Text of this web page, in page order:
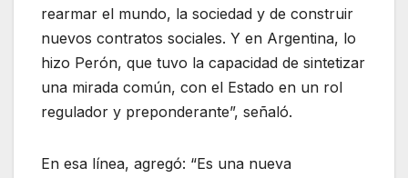
rearmar el mundo, la sociedad y de construir
nuevos contratos sociales. Y en Argentina, lo
hizo Perón, que tuvo la capacidad de sintetizar
una mirada común, con el Estado en un rol
regulador y preponderante”, señaló.
En esa línea, agregó: “Es una nueva